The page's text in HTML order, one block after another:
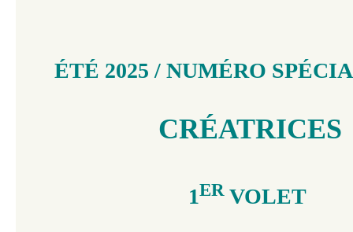
ÉTÉ 2025 / NUMÉRO
CRÉATRICES
1ER VOLET